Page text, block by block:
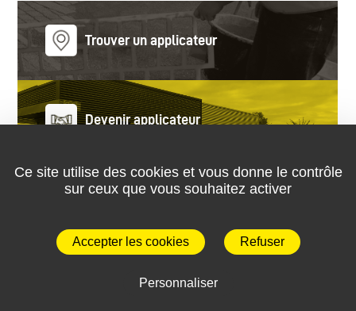
Trouver un applicateur
Devenir applicateur
02 99 85 20 70
Nous contacter
Ce site utilise des cookies et vous donne le contrôle
sur ceux que vous souhaitez activer
Accepter les cookies Refuser
Personnaliser